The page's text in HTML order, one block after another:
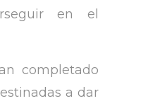
en el
completado
a dar